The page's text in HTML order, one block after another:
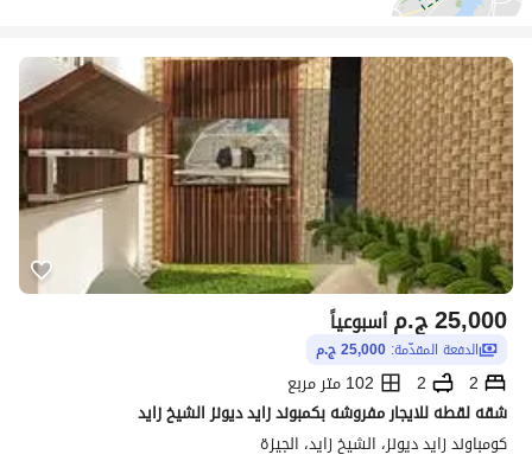
ج.م25,000 أسبوعياً
الدفعة المقدّمة: 25,000 ج.م
2
2
102 متر مربع
شقه لقطه للايجار مفروشه بكمبوند زايد ديونز الشيخ زايد
كومباوند زايد ديونز، الشيخ زايد، الجيزة